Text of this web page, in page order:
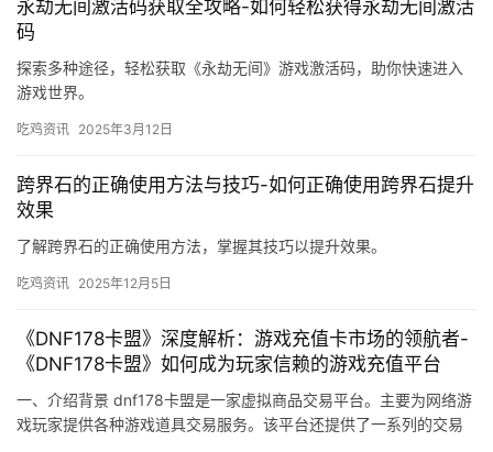
永劫无间激活码获取全攻略-如何轻松获得永劫无间激活
码
探索多种途径，轻松获取《永劫无间》游戏激活码，助你快速进入
游戏世界。
吃鸡资讯 2025年3月12日
跨界石的正确使用方法与技巧-如何正确使用跨界石提升
效果
了解跨界石的正确使用方法，掌握其技巧以提升效果。
吃鸡资讯 2025年12月5日
《DNF178卡盟》深度解析：游戏充值卡市场的领航者-
《DNF178卡盟》如何成为玩家信赖的游戏充值平台
一、介绍背景 dnf178卡盟是一家虚拟商品交易平台。主要为网络游
戏玩家提供各种游戏道具交易服务。该平台还提供了一系列的交易